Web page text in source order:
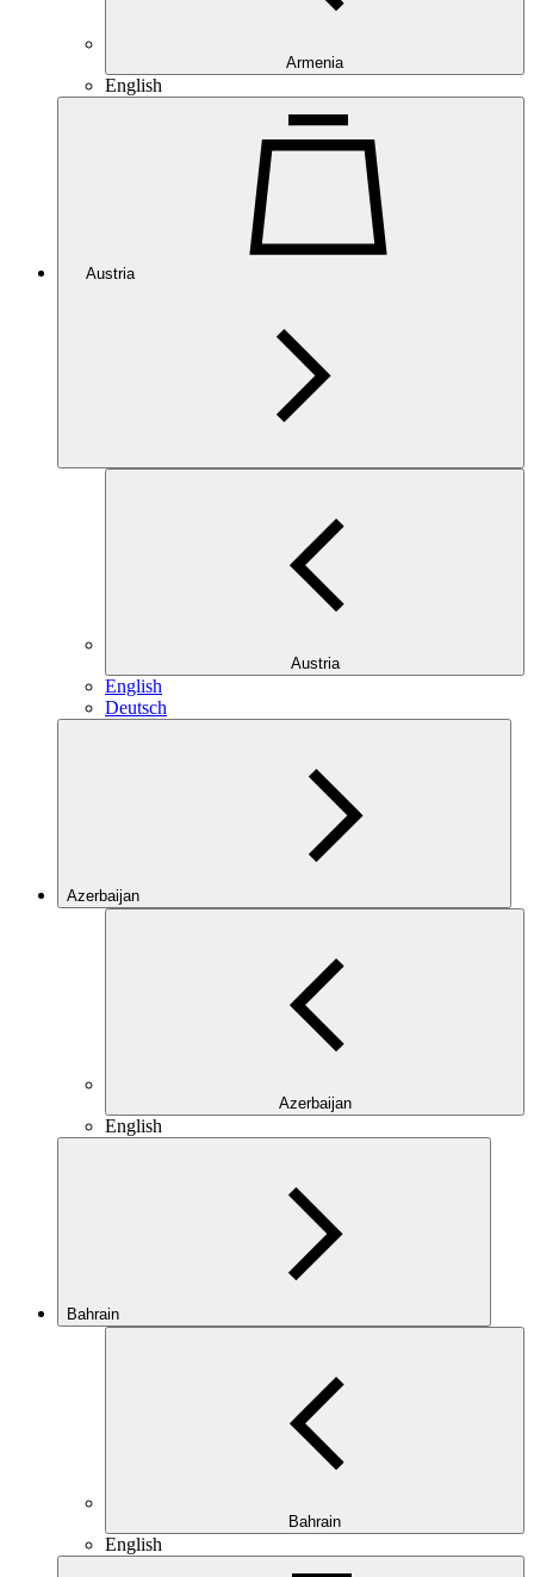
Armenia
English
Austria
Austria
English
Deutsch
Azerbaijan
Azerbaijan
English
Bahrain
Bahrain
English